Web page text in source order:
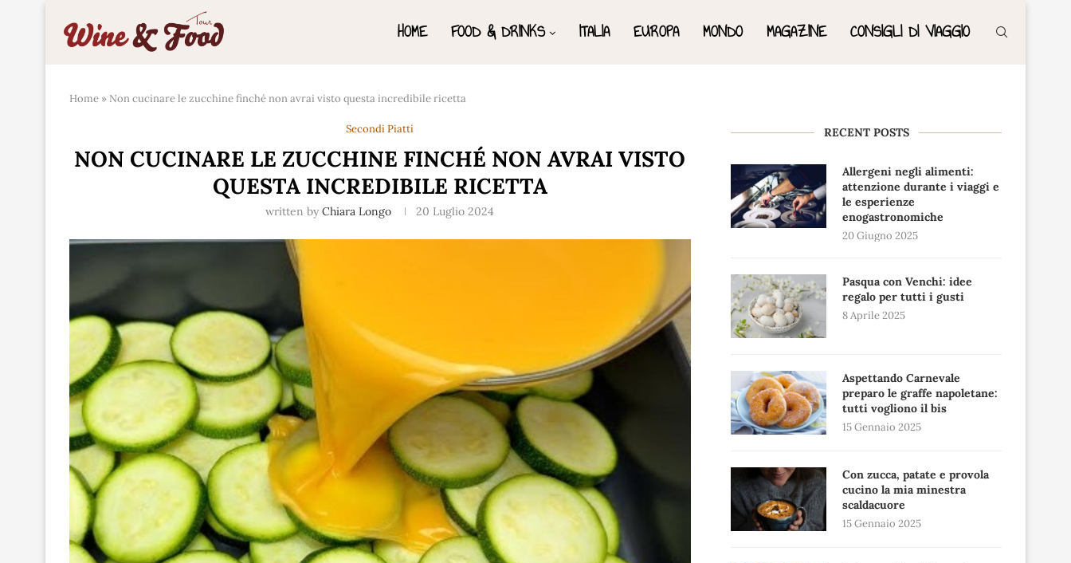
HOME FOOD & DRINKS ITALIA EUROPA MONDO MAGAZINE CONSIGLI DI VIAGGIO
Home » Non cucinare le zucchine finché non avrai visto questa incredibile ricetta
Secondi Piatti
NON CUCINARE LE ZUCCHINE FINCHÉ NON AVRAI VISTO
QUESTA INCREDIBILE RICETTA
written byChiara Longo 20 Luglio 2024
RECENT POSTS
Allergeni negli alimenti:
attenzione durante i viaggi e
le esperienze
enogastronomiche
20 Giugno 2025
Pasqua con Venchi: idee
regalo per tutti i gusti
8 Aprile 2025
Aspettando Carnevale
preparo le graffe napoletane:
tutti vogliono il bis
15 Gennaio 2025
Con zucca, patate e provola
cucino la mia minestra
scaldacuore
15 Gennaio 2025